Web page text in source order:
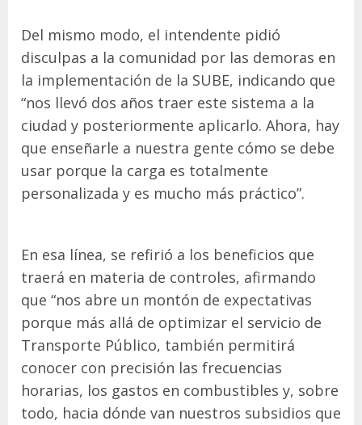
Del mismo modo, el intendente pidió
disculpas a la comunidad por las demoras en
la implementación de la SUBE, indicando que
“nos llevó dos años traer este sistema a la
ciudad y posteriormente aplicarlo. Ahora, hay
que enseñarle a nuestra gente cómo se debe
usar porque la carga es totalmente
personalizada y es mucho más práctico”.
En esa línea, se refirió a los beneficios que
traerá en materia de controles, afirmando
que “nos abre un montón de expectativas
porque más allá de optimizar el servicio de
Transporte Público, también permitirá
conocer con precisión las frecuencias
horarias, los gastos en combustibles y, sobre
todo, hacia dónde van nuestros subsidios que